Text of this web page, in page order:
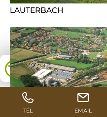
LAUTERBACH
UNTERBERNBACH